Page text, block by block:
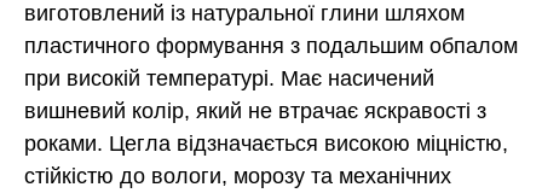
виготовлений із натуральної глини шляхом
пластичного формування з подальшим обпалом
при високій температурі. Має насичений
вишневий колір, який не втрачає яскравості з
роками. Цегла відзначається високою міцністю,
стійкістю до вологи, морозу та механічних